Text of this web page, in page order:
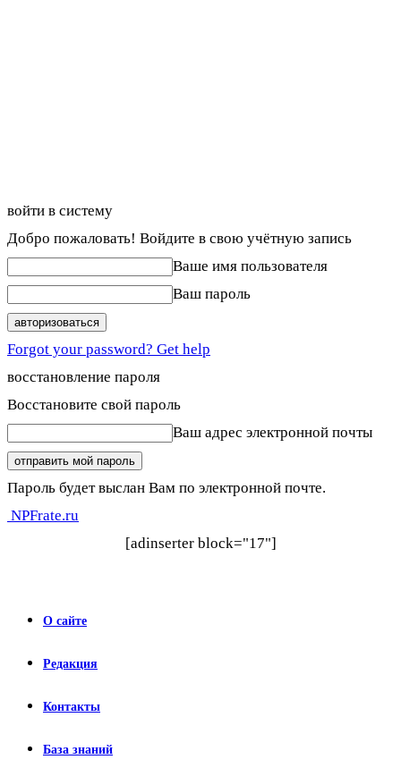
войти в систему
Добро пожаловать! Войдите в свою учётную запись
Ваше имя пользователя
Ваш пароль
Forgot your password? Get help
восстановление пароля
Восстановите свой пароль
Ваш адрес электронной почты
Пароль будет выслан Вам по электронной почте.
NPFrate.ru
[adinserter block="17"]
О сайте
Редакция
Контакты
База знаний